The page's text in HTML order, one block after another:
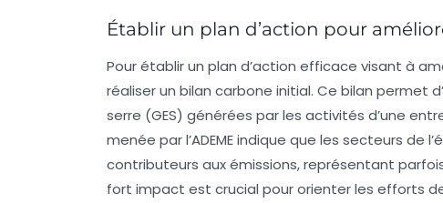
Établir un plan d’action pour
Pour établir un plan d’action efficace visant à
réaliser un bilan carbone initial. Ce bilan permet
serre (GES) générées par les activités d’une
menée par l’ADEME indique que les secteurs
contributeurs aux émissions, représentant
fort impact est crucial pour orienter les efforts